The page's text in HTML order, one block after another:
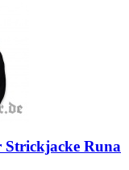
Strickjacke Runa